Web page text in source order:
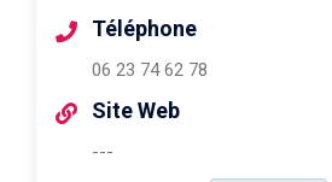
Téléphone
06 23 74 62 78
Site Web
---